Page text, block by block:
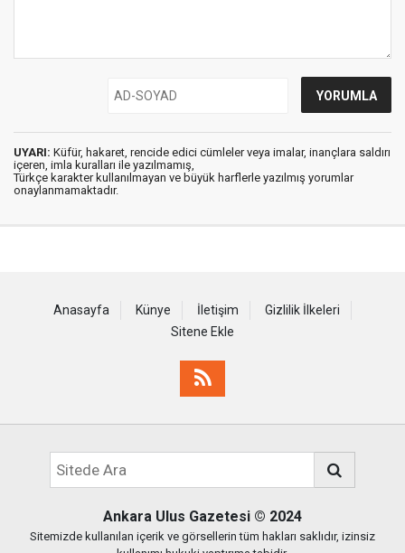
UYARI: Küfür, hakaret, rencide edici cümleler veya imalar, inançlara saldırı
içeren, imla kuralları ile yazılmamış,
Türkçe karakter kullanılmayan ve büyük harflerle yazılmış yorumlar
onaylanmamaktadır.
Anasayfa Künye İletişim
Gizlilik İlkeleri
Sitene Ekle
Ankara Ulus Gazetesi © 2024
Sitemizde kullanılan içerik ve görsellerin tüm hakları saklıdır, izinsiz